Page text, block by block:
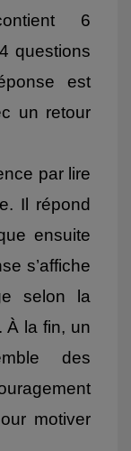
6
questions
est
un retour
par lire
Il répond
ensuite
s’affiche
selon la
À la fin, un
des
motiver